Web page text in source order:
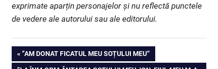
exprimate aparțin personajelor și nu reflectă punctele
de vedere ale autorului sau ale editorului.
Navigare
PREVIOUS
POST:
”AM DONAT FICATUL MEU SOȚULUI MEU”